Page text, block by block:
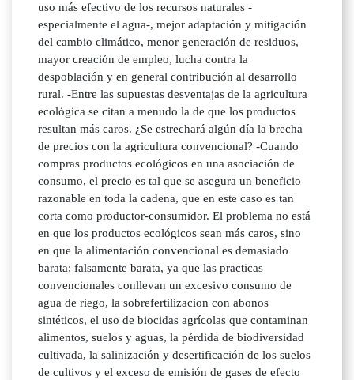
uso más efectivo de los recursos naturales -
especialmente el agua-, mejor adaptación y mitigación
del cambio climático, menor generación de residuos,
mayor creación de empleo, lucha contra la
despoblación y en general contribución al desarrollo
rural. -Entre las supuestas desventajas de la agricultura
ecológica se citan a menudo la de que los productos
resultan más caros. ¿Se estrechará algún día la brecha
de precios con la agricultura convencional? -Cuando
compras productos ecológicos en una asociación de
consumo, el precio es tal que se asegura un beneficio
razonable en toda la cadena, que en este caso es tan
corta como productor-consumidor. El problema no está
en que los productos ecológicos sean más caros, sino
en que la alimentación convencional es demasiado
barata; falsamente barata, ya que las practicas
convencionales conllevan un excesivo consumo de
agua de riego, la sobrefertilizacion con abonos
sintéticos, el uso de biocidas agrícolas que contaminan
alimentos, suelos y aguas, la pérdida de biodiversidad
cultivada, la salinización y desertificación de los suelos
de cultivos y el exceso de emisión de gases de efecto